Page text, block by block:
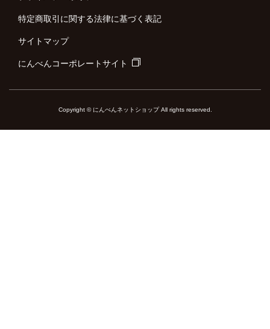
特定商取引に関する法律に基づく表記
サイトマップ
にんべんコーポレートサイト
Copyright © にんべんネットショップ All rights reserved.